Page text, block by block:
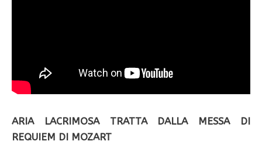
ARIA LACRIMOSA TRATTA DALLA MESSA DI
REQUIEM DI MOZART